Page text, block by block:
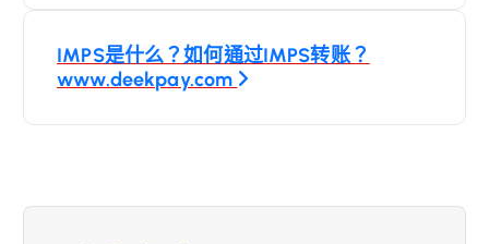
覽IMPS是什么？如何通过IMPS转账？
www.deekpay.com